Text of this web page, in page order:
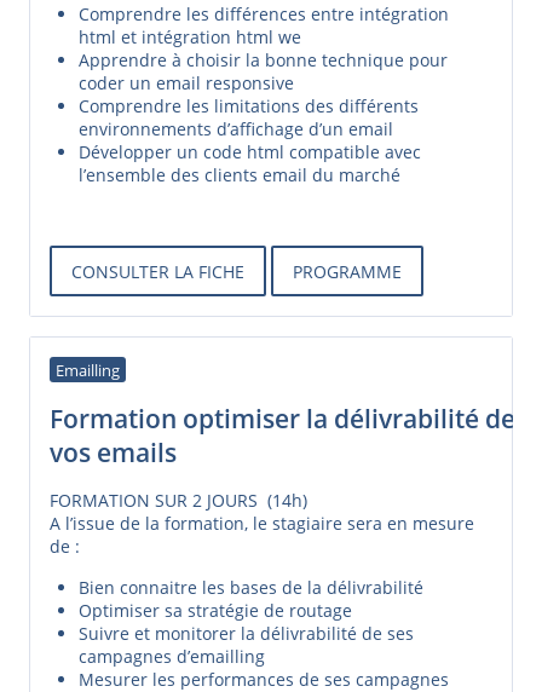
Comprendre les différences entre intégration
html et intégration html we
Apprendre à choisir la bonne technique pour
coder un email responsive
Comprendre les limitations des différents
environnements d’affichage d’un email
Développer un code html compatible avec
l’ensemble des clients email du marché
CONSULTER LA FICHE PROGRAMME
Emailling
Formation optimiser la délivrabilité de
vos emails
FORMATION SUR 2 JOURS (14h)
A l’issue de la formation, le stagiaire sera en mesure
de :
Bien connaitre les bases de la délivrabilité
Optimiser sa stratégie de routage
Suivre et monitorer la délivrabilité de ses
campagnes d’emailling
Mesurer les performances de ses campagnes